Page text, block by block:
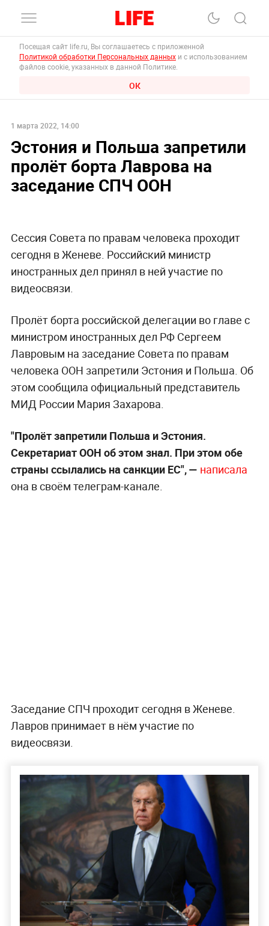
Посещая сайт life.ru, Вы соглашаетесь с приложенной
Политикой обработки Персональных данных и с использованием
файлов cookie, указанных в данной Политике.
ОК
1 марта 2022, 14:00
Эстония и Польша запретили
пролёт борта Лаврова на
заседание СПЧ ООН
Сессия Совета по правам человека проходит
сегодня в Женеве. Российский министр
иностранных дел принял в ней участие по
видеосвязи.
Пролёт борта российской делегации во главе с
министром иностранных дел РФ Сергеем
Лавровым на заседание Совета по правам
человека ООН запретили Эстония и Польша. Об
этом сообщила официальный представитель
МИД России Мария Захарова.
"Пролёт запретили Польша и Эстония.
Секретариат ООН об этом знал. При этом обе
страны ссылались на санкции ЕС", — написала
она в своём телеграм-канале.
Заседание СПЧ проходит сегодня в Женеве.
Лавров принимает в нём участие по
видеосвязи.